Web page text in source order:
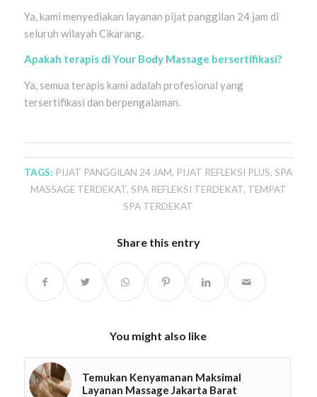
Ya, kami menyediakan layanan pijat panggilan 24 jam di
seluruh wilayah Cikarang.
Apakah terapis di Your Body Massage bersertifikasi?
Ya, semua terapis kami adalah profesional yang
tersertifikasi dan berpengalaman.
TAGS: PIJAT PANGGILAN 24 JAM, PIJAT REFLEKSI PLUS,SPA
MASSAGE TERDEKAT, SPA REFLEKSI TERDEKAT, TEMPAT
SPA TERDEKAT
Share this entry
You might also like
Temukan Kenyamanan Maksimal
Layanan Massage Jakarta Barat